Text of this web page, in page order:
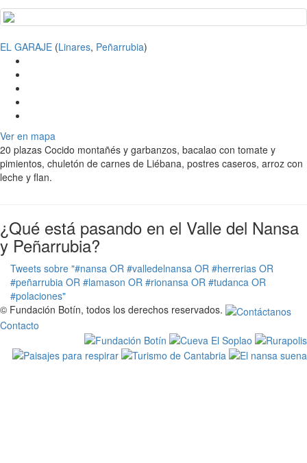
EL GARAJE (Linares, Peñarrubia)
Ver en mapa
20 plazas Cocido montañés y garbanzos, bacalao con tomate y
pimientos, chuletón de carnes de Liébana, postres caseros, arroz con
leche y flan.
¿Qué está pasando en el Valle del Nansa
y Peñarrubia?
Tweets sobre "#nansa OR #valledelnansa OR #herrerias OR
#peñarrubia OR #lamason OR #rionansa OR #tudanca OR
#polaciones"
© Fundación Botín, todos los derechos reservados.
Contacto